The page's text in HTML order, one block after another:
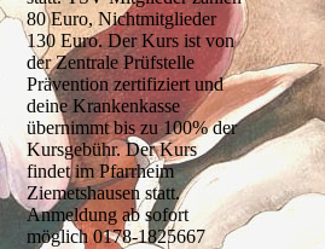
80 Euro, Nichtmitglieder
130 Euro. Der Kurs ist von
der Zentrale Prüfstelle
Prävention zertifiziert und
deine Krankenkasse
übernimmt bis zu 100% der
Kursgebühr. Der Kurs
findet im Pfarrheim
Ziemetshausen statt.
Anmeldung ab sofort
möglich 0178-1825667